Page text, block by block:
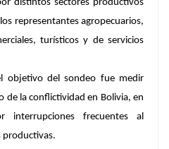
distintos sectores productivos
representantes agropecuarios,
turísticos y de servicios
objetivo del sondeo fue medir
de la conflictividad en Bolivia, en
interrupciones frecuentes al
productivas.